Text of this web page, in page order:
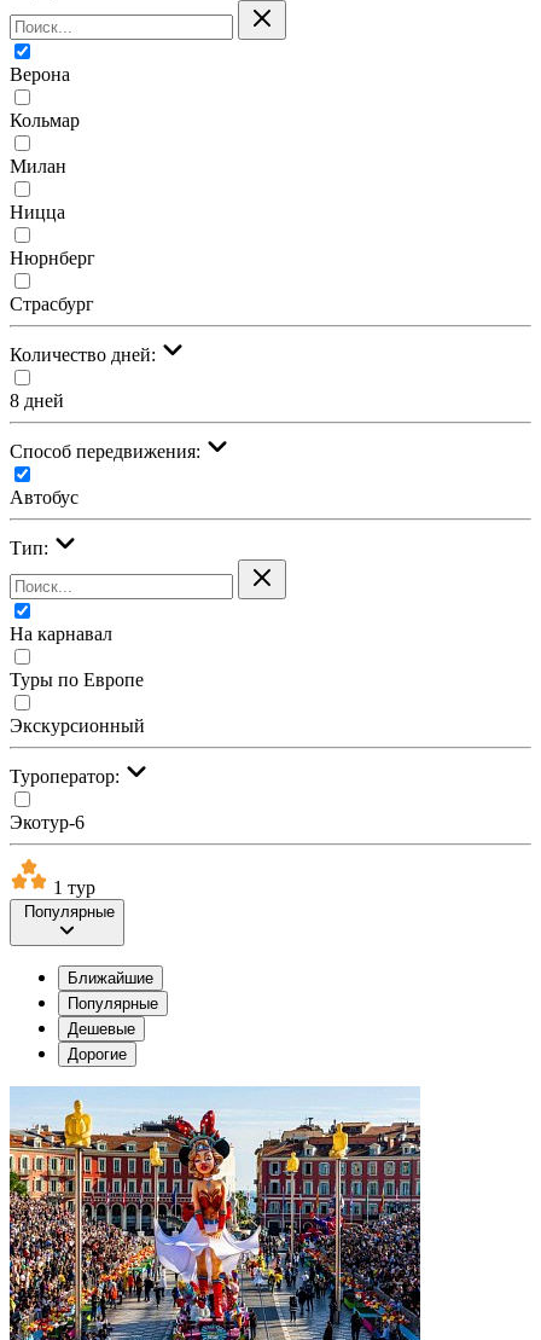
Верона
Кольмар
Милан
Ницца
Нюрнберг
Страсбург
Количество дней:
8 дней
Cпособ передвижения:
Автобус
Тип:
На карнавал
Туры по Европе
Экскурсионный
Туроператор:
Экотур-6
1 тур
Популярные
Ближайшие
Популярные
Дешевые
Дорогие